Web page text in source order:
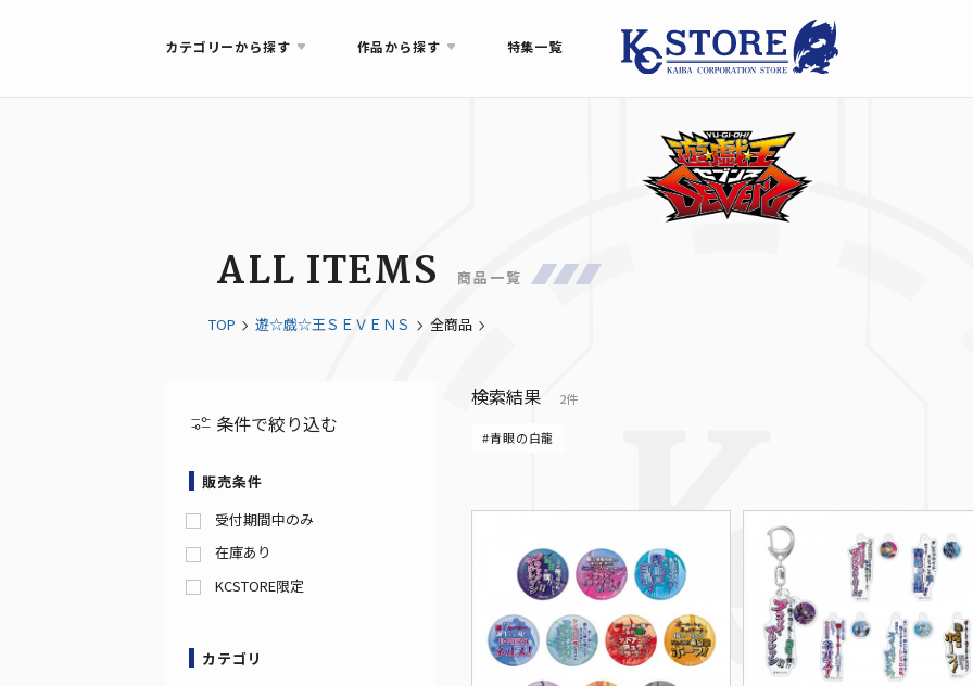
カテゴリーから探す 作品から探す 特集一覧
ALL ITEMS 商品一覧
TOP 遊☆戯☆王ＳＥＶＥＮＳ 全商品
条件で絞り込む
販売条件
受付期間中のみ
在庫あり
KCSTORE限定
カテゴリ
検索結果 2件
#青眼の白龍